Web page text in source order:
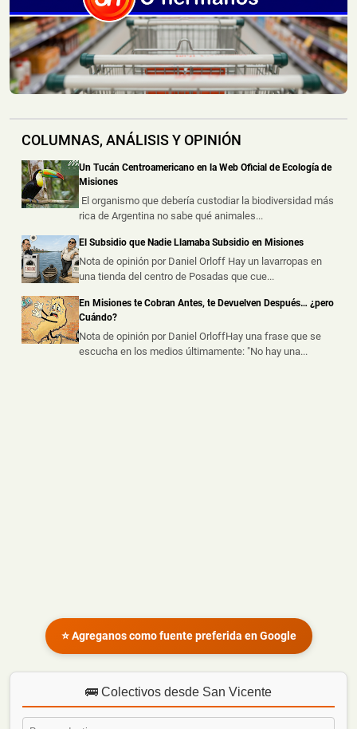
Montecarlo: Controlaron un Principio de Incendio en
un Camión sobre la Ruta Nacional 12
📅 4 ago 2026
Un camión sufrió un principio de incendio durante la
noche del lunes sobre la Ru...
📅 4 ago 2026
Una vivienda fue destruida por un incendio durante la
madrugada de este martes s...
Hallaron un Auto Despistado sobre la Ruta 14 y
Aires
📅 3 ago 2026
había sido abandonado tras un ...
COLUMNAS, ANÁLISIS Y OPINIÓN
Un Tucán Centroamericano en la Web Oficial de Ecología de
Misiones
El organismo que debería custodiar la biodiversidad más
rica de Argentina no sabe qué animales...
El Subsidio que Nadie Llamaba Subsidio en Misiones
Nota de opinión por Daniel Orloff Hay un lavarropas en
una tienda del centro de Posadas que cue...
En Misiones te Cobran Antes, te Devuelven Después… ¿pero
Cuándo?
Nota de opinión por Daniel OrloffHay una frase que se
escucha en los medios últimamente: "No hay una...
⭐ Agreganos como fuente preferida en Google
🚌 Colectivos desde San Vicente